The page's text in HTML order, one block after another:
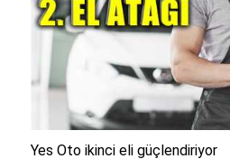
Yes Oto ikinci eli güçlendiriyor